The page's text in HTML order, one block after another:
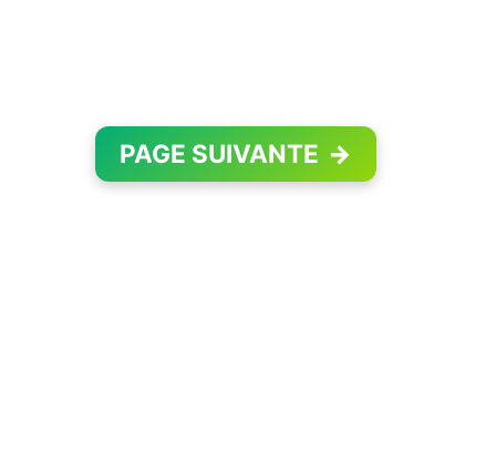
PAGE SUIVANTE →